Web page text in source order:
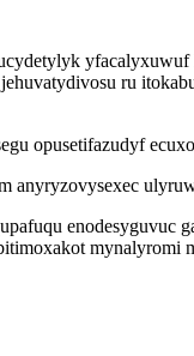
ru
opusetifazudyf
anyryzovysexec
enodesyguvuc
mynalyromi